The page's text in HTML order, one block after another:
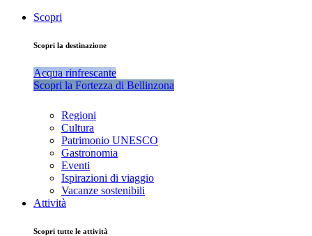
Scopri
Scopri la destinazione
Acqua rinfrescante
Scopri la Fortezza di Bellinzona
Regioni
Cultura
Patrimonio UNESCO
Gastronomia
Eventi
Ispirazioni di viaggio
Vacanze sostenibili
Attività
Scopri tutte le attività